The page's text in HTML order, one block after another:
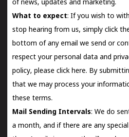
of news, updates and marketing.
What to expect: If you wish to
stop hearing from us, simply click
bottom of any email we send or
respect your personal data and
policy, please click here. By
that we may process your
these terms.
Mail Sending Intervals: We do
a month, and if there are any